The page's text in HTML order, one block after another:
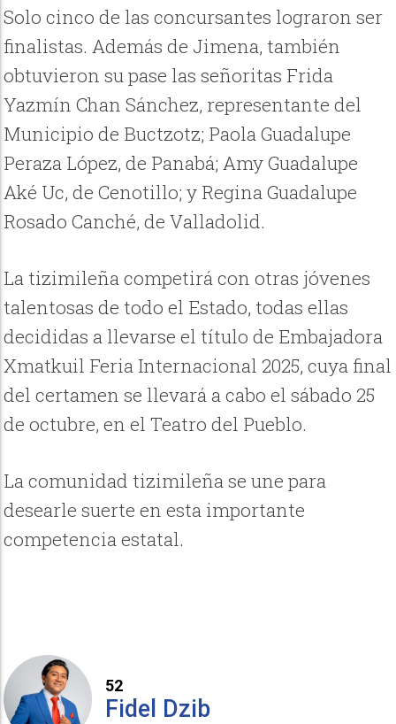
Solo cinco de las concursantes lograron ser
finalistas. Además de Jimena, también
obtuvieron su pase las señoritas Frida
Yazmín Chan Sánchez, representante del
Municipio de Buctzotz; Paola Guadalupe
Peraza López, de Panabá; Amy Guadalupe
Aké Uc, de Cenotillo; y Regina Guadalupe
Rosado Canché, de Valladolid.
La tizimileña competirá con otras jóvenes
talentosas de todo el Estado, todas ellas
decididas a llevarse el título de Embajadora
Xmatkuil Feria Internacional 2025, cuya final
del certamen se llevará a cabo el sábado 25
de octubre, en el Teatro del Pueblo.
La comunidad tizimileña se une para
desearle suerte en esta importante
competencia estatal.
52
Fidel Dzib